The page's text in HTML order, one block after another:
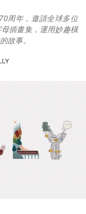
周年，邀請全球多位
插畫集，運用妙趣橫
故事。